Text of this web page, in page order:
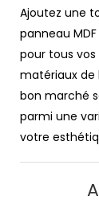
Ajoutez une
panneau
pour tous
matériaux
bon marché
parmi une
votre